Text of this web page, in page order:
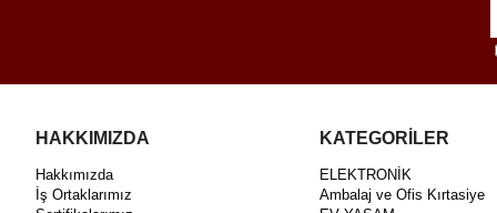
HAKKIMIZDA
Hakkımızda
İş Ortaklarımız
KATEGORİLER
ELEKTRONİK
Ambalaj ve Ofis Kırtasiye